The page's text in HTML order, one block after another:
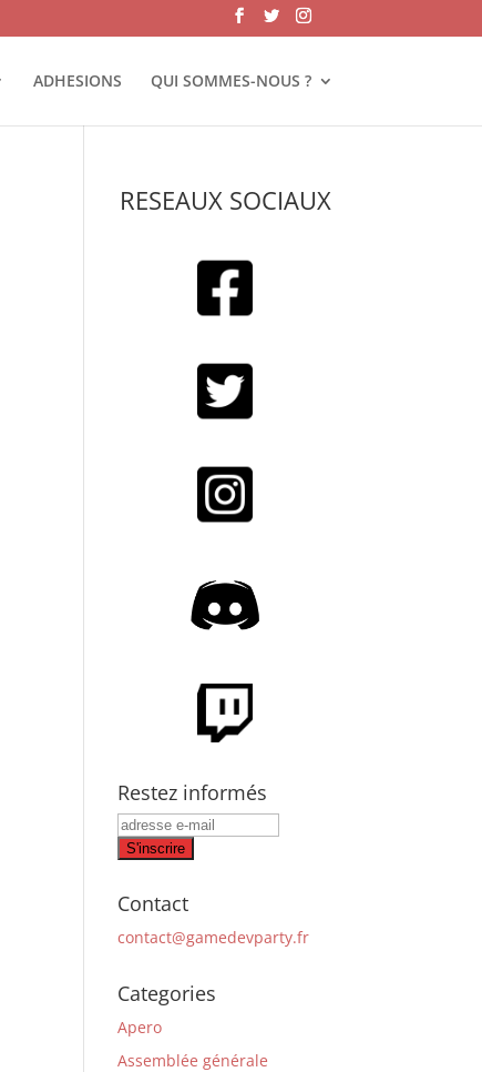
ADHESIONS QUI SOMMES-NOUS ?
RESEAUX SOCIAUX
Restez informés
Contact
contact@gamedevparty.fr
Categories
Apero
Assemblée générale